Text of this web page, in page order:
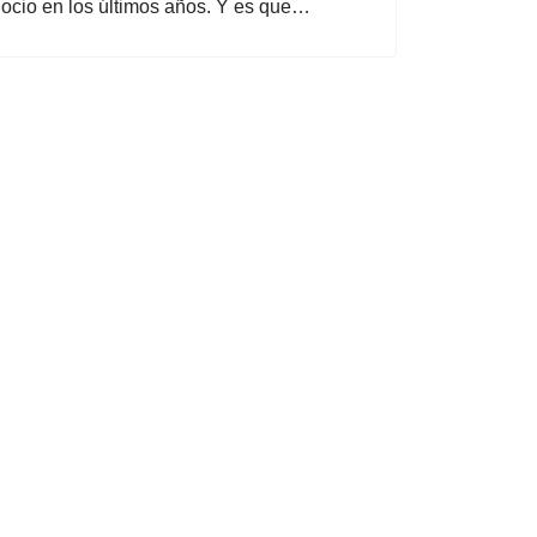
después de la Covid-19
en los últimos años. Y es que…